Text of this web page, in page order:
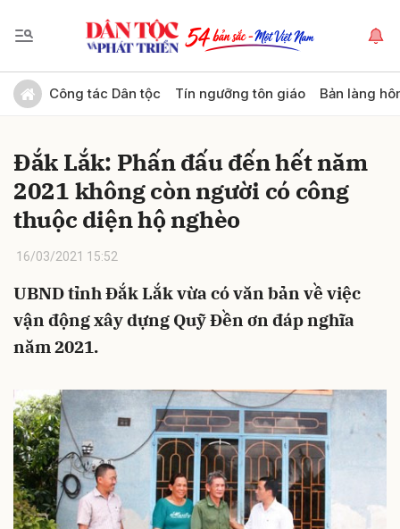
Công tác Dân tộc Tín ngưỡng tôn giáo Bản làng
Đắk Lắk: Phấn đấu đến hết năm
2021 không còn người có công
thuộc diện hộ nghèo
16/03/2021 15:52
UBND tỉnh Đắk Lắk vừa có văn bản về việc
vận động xây dựng Quỹ Đền ơn đáp nghĩa
năm 2021.
Gửi bình luận